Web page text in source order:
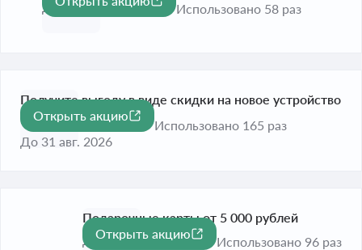
До 31 дек. 2026
Использовано 58 раз
Получите выгоду в виде скидки на новое устройство
по трейд-ин
До 31 авг. 2026
Открыть акцию
Использовано 165 раз
Подарочные карты от 5 000 рублей
До 31 дек. 2026
Открыть акцию
Использовано 96 раз